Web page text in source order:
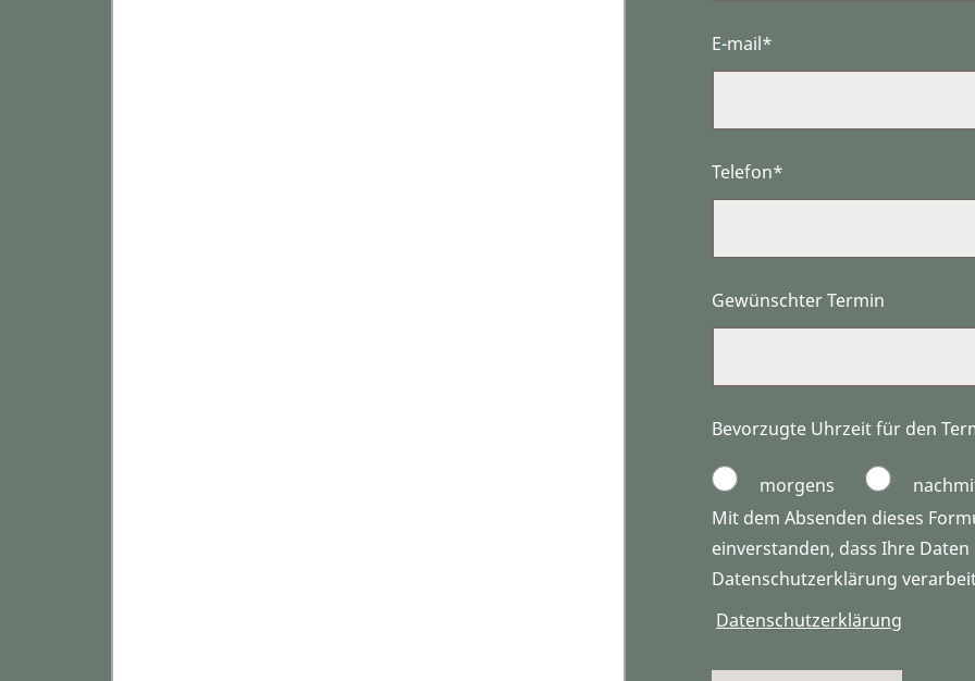
E-mail*
Telefon*
Gewünschter Termin
Bevorzugte Uhrzeit für den
morgens
Mit dem Absenden dieses
einverstanden, dass Ihre
Datenschutzerklärung
Datenschutzerklärung